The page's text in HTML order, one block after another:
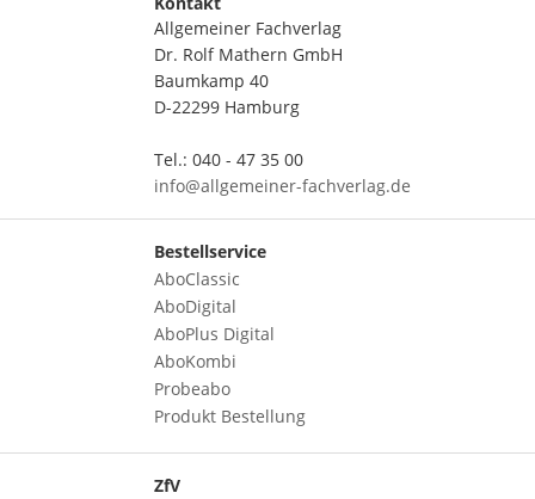
Allgemeiner Fachverlag
Dr. Rolf Mathern GmbH
Baumkamp 40
D-22299 Hamburg
Tel.: 040 - 47 35 00
info@allgemeiner-fachverlag.de
Bestellservice
AboClassic
AboDigital
AboPlus Digital
AboKombi
Probeabo
Produkt Bestellung
ZfV